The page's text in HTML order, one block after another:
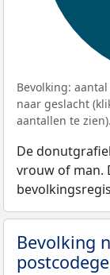
Bevolking:
naar geslacht
aantallen te zien).
De
vrouw of man.
Bevolking